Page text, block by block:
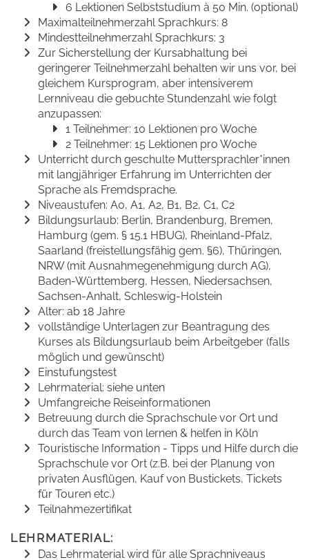
6 Lektionen Selbststudium à 50 Min. (optional)
Maximalteilnehmerzahl Sprachkurs: 8
Mindestteilnehmerzahl Sprachkurs: 3
Zur Sicherstellung der Kursabhaltung bei
geringerer Teilnehmerzahl behalten wir uns vor, bei
gleichem Kursprogram, aber intensiverem
Lernniveau die gebuchte Stundenzahl wie folgt
anzupassen:
1 Teilnehmer: 10 Lektionen pro Woche
2 Teilnehmer: 15 Lektionen pro Woche
Unterricht durch geschulte Muttersprachler*innen
mit langjähriger Erfahrung im Unterrichten der
Sprache als Fremdsprache.
Niveaustufen: A0, A1, A2, B1, B2, C1, C2
Bildungsurlaub: Berlin, Brandenburg, Bremen,
Hamburg (gem. § 15.1 HBUG), Rheinland-Pfalz,
Saarland (freistellungsfähig gem. §6), Thüringen,
NRW (mit Ausnahmegenehmigung durch AG),
Baden-Württemberg, Hessen, Niedersachsen,
Sachsen-Anhalt, Schleswig-Holstein
Alter: ab 18 Jahre
vollständige Unterlagen zur Beantragung des
Kurses als Bildungsurlaub beim Arbeitgeber (falls
möglich und gewünscht)
Einstufungstest
Lehrmaterial: siehe unten
Umfangreiche Reiseinformationen
Betreuung durch die Sprachschule vor Ort und
durch das Team von lernen & helfen in Köln
Touristische Information - Tipps und Hilfe durch die
Sprachschule vor Ort (z.B. bei der Planung von
privaten Ausflügen, Kauf von Bustickets, Tickets
für Touren etc.)
Teilnahmezertifikat
LEHRMATERIAL:
Das Lehrmaterial wird für alle Sprachniveaus